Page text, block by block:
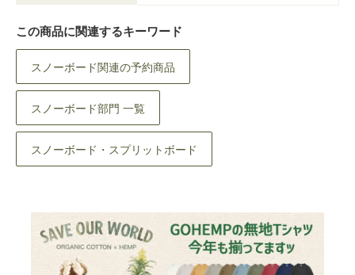
この商品に関連するキーワード
スノーボード関連の予約商品
スノーボード部門 一覧
スノーボード・スプリットボード